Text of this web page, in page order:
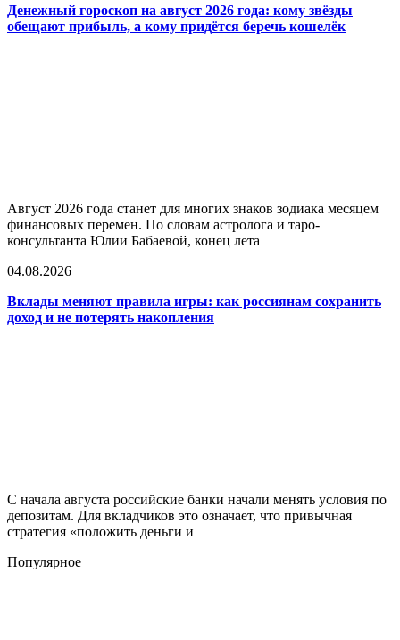
Денежный гороскоп на август 2026 года: кому звёзды
обещают прибыль, а кому придётся беречь кошелёк
Август 2026 года станет для многих знаков зодиака месяцем
финансовых перемен. По словам астролога и таро-
консультанта Юлии Бабаевой, конец лета
04.08.2026
Вклады меняют правила игры: как россиянам сохранить
доход и не потерять накопления
С начала августа российские банки начали менять условия по
депозитам. Для вкладчиков это означает, что привычная
стратегия «положить деньги и
Популярное